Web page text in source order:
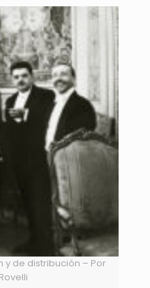
y de distribución – Por